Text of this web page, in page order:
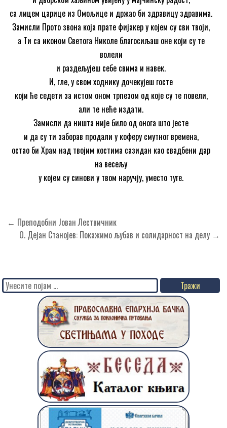
са лицем царице из Омољице и држао би здравицу здравима.
Замисли Прото звона која прате фијакер у којем су сви твоји,
а Ти са иконом Светога Николе благосиљаш оне који су те
волели
и раздељујеш себе свима и навек.
И, гле, у свом ходнику дочекујеш госте
који ће седети за истом оном трпезом од које су те повели,
али те неће издати.
Замисли да ништа није било од онога што јесте
и да су ти заборав продали у коферу смутног времена,
остао би Храм над твојим костима сазидан као свадбени дар
на весељу
у којем су синови у твом наручју, уместо туге.
Кретање
чланка
← Преподобни Јован Лествичник
О. Дејан Станојев: Покажимо љубав и солидарност на делу →
Search
for: